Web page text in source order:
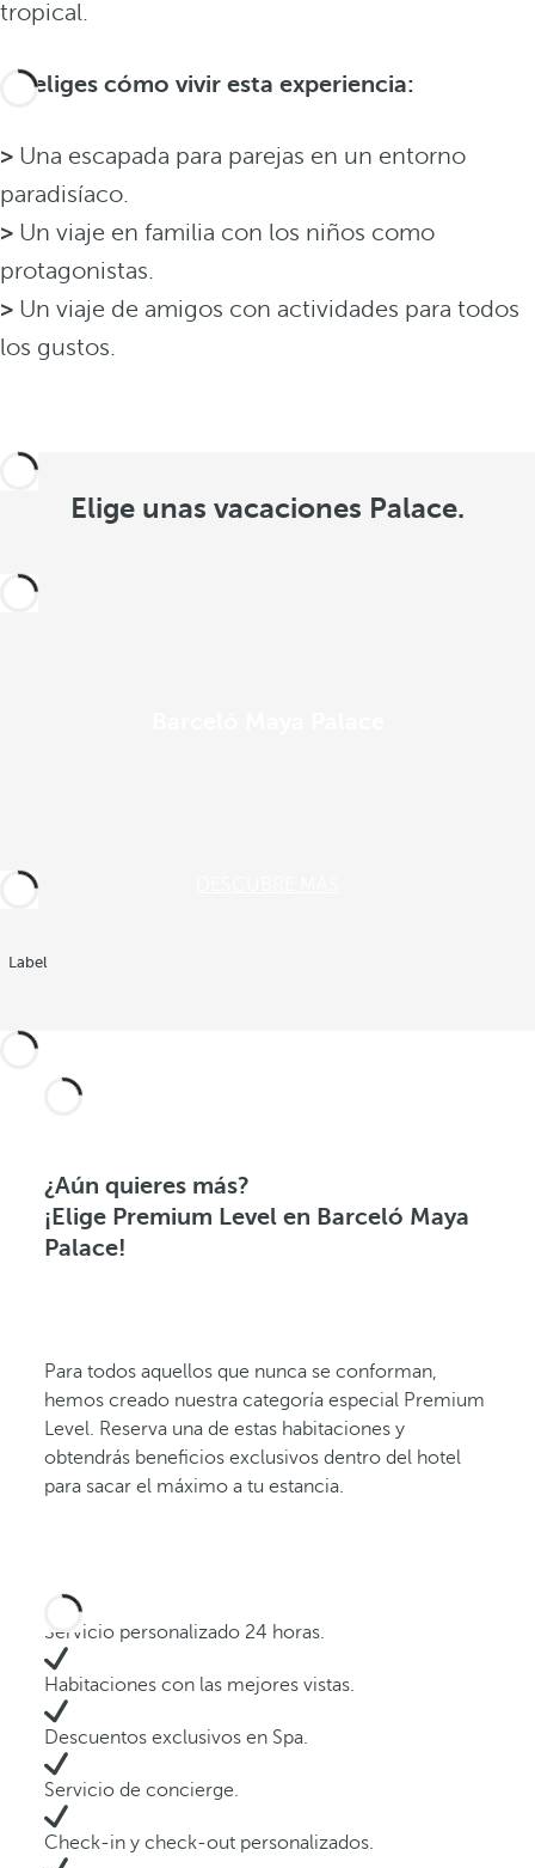
tropical.
Tú eliges cómo vivir esta experiencia:
> Una escapada para parejas en un entorno
paradisíaco.
> Un viaje en familia con los niños como
protagonistas.
> Un viaje de amigos con actividades para todos
los gustos.
Elige unas vacaciones Palace.
Label
¿Aún quieres más?
¡Elige Premium Level en Barceló Maya
Palace!
Para todos aquellos que nunca se conforman,
hemos creado nuestra categoría especial Premium
Level. Reserva una de estas habitaciones y
obtendrás beneficios exclusivos dentro del hotel
para sacar el máximo a tu estancia.
Servicio personalizado 24 horas.
Habitaciones con las mejores vistas.
Descuentos exclusivos en Spa.
Servicio de concierge.
Check-in y check-out personalizados.